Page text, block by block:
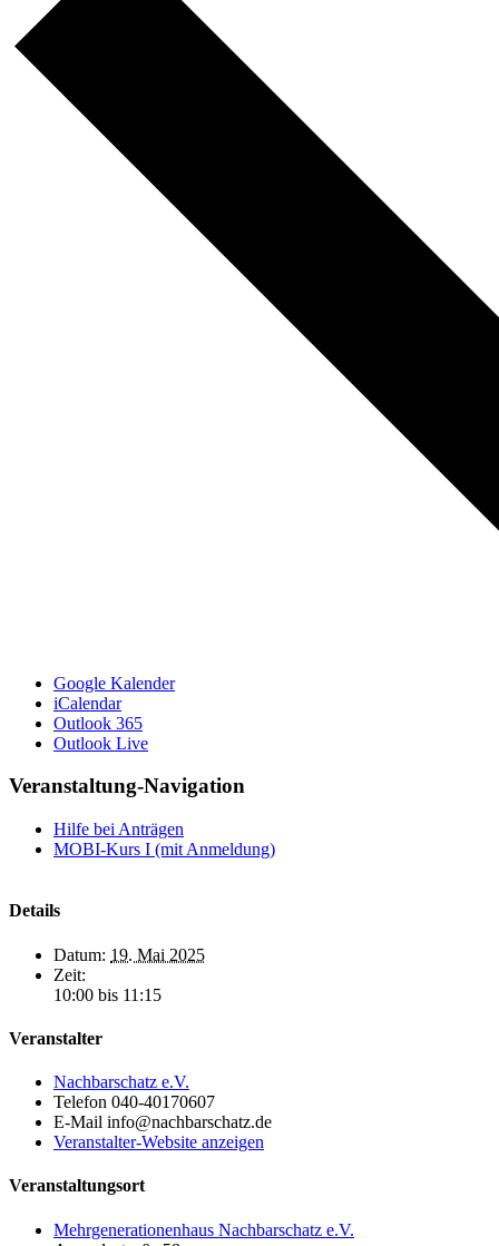
Google Kalender
iCalendar
Outlook 365
Outlook Live
Veranstaltung-Navigation
Hilfe bei Anträgen
MOBI-Kurs I (mit Anmeldung)
Details
Datum: 19. Mai 2025
Zeit:
10:00 bis 11:15
Veranstalter
Nachbarschatz e.V.
Telefon 040-40170607
E-Mail info@nachbarschatz.de
Veranstalter-Website anzeigen
Veranstaltungsort
Mehrgenerationenhaus Nachbarschatz e.V.